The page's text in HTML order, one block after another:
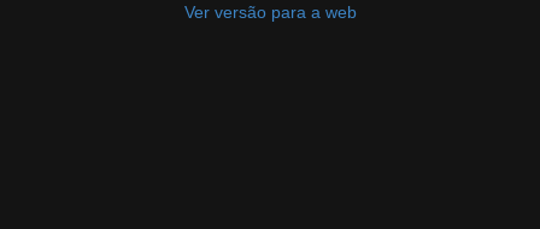
Ver versão para a web